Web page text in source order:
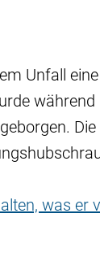
Unfall
was er